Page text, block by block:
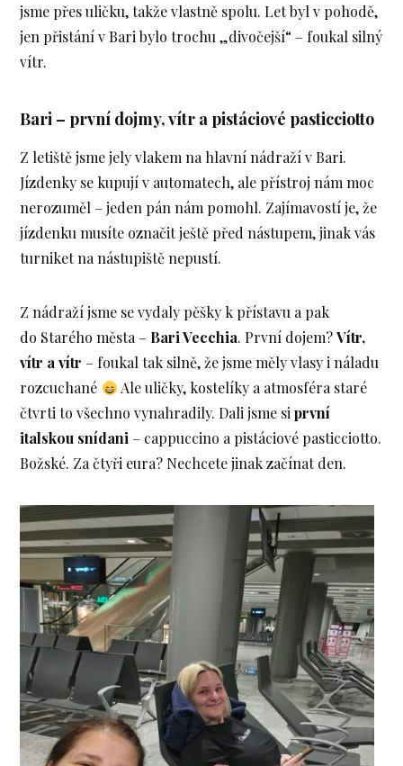
jsme přes uličku, takže vlastně spolu. Let byl v pohodě,
jen přistání v Bari bylo trochu „divočejší“ – foukal silný
vítr.
Bari – první dojmy, vítr a pistáciové pasticciotto
Z letiště jsme jely vlakem na hlavní nádraží v Bari.
Jízdenky se kupují v automatech, ale přístroj nám moc
nerozuměl – jeden pán nám pomohl. Zajímavostí je, že
jízdenku musíte označit ještě před nástupem, jinak vás
turniket na nástupiště nepustí.
Z nádraží jsme se vydaly pěšky k přístavu a pak
do Starého města – Bari Vecchia. První dojem?Vítr,
vítr a vítr – foukal tak silně, že jsme měly vlasy i náladu
rozcuchané
Ale uličky, kostelíky a atmosféra staré
čtvrti to všechno vynahradily. Dali jsme siprvní
italskou snídani – cappuccino a pistáciové pasticciotto.
Božské. Za čtyři eura? Nechcete jinak začínat den.